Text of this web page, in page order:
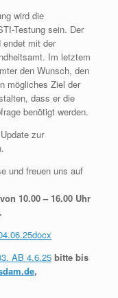
wird die
Testung sein. Der
endet mit der
Im letztem
den Wunsch, den
mögliches Ziel der
dass er die
benötigt werden.
zur
und freuen uns auf
10.00 – 16.00 Uhr
AB 4.6.25 bitte bis
,